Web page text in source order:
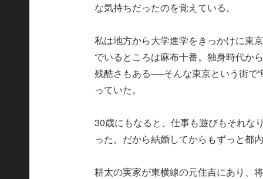
な気持ちだったのを覚えている。
私は地方から大学進学をきっかけに東
でいるところは麻布十番。独身時代か
残酷さもある──そんな東京という街で
っていた。
30歳にもなると、仕事も遊びもそれな
った。だから結婚してからもずっと都
耕太の実家が東横線の元住吉にあり、